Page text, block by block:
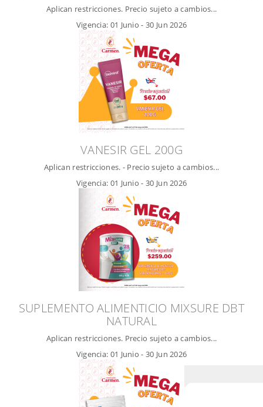
Aplican restricciones. Precio sujeto a cambios...
Vigencia: 01 Junio - 30 Jun 2026
VANESIR GEL 200G
Aplican restricciones. - Precio sujeto a cambios...
Vigencia: 01 Junio - 30 Jun 2026
SUPLEMENTO ALIMENTICIO MIXSURE DBT
NATURAL
Aplican restricciones. Precio sujeto a cambios...
Vigencia: 01 Junio - 30 Jun 2026